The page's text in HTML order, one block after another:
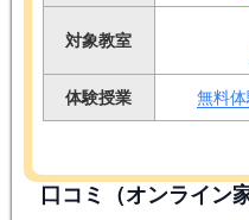
対象教室
体験授業 無料
口コミ（オンライン